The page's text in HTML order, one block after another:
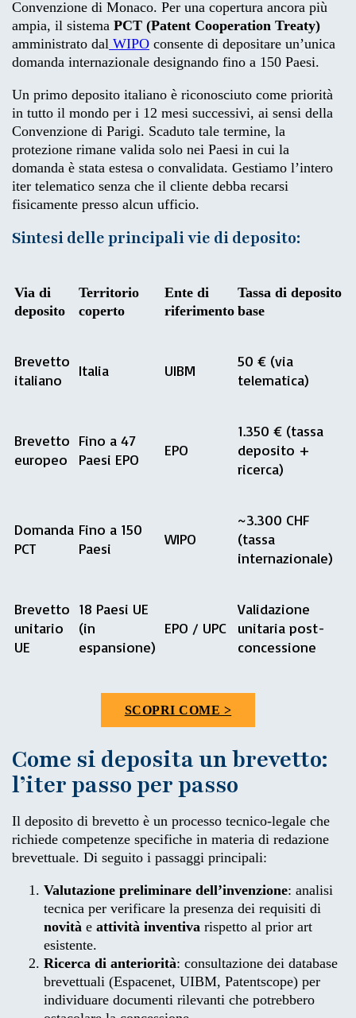
Convenzione di Monaco. Per una copertura ancora più
ampia, il sistema PCT (Patent Cooperation Treaty)
amministrato dal WIPO consente di depositare un’unica
domanda internazionale designando fino a 150 Paesi.
Un primo deposito italiano è riconosciuto come priorità
in tutto il mondo per i 12 mesi successivi, ai sensi della
Convenzione di Parigi. Scaduto tale termine, la
protezione rimane valida solo nei Paesi in cui la
domanda è stata estesa o convalidata. Gestiamo l’intero
iter telematico senza che il cliente debba recarsi
fisicamente presso alcun ufficio.
Sintesi delle principali vie di deposito:
Via di
deposito
Territorio
coperto
Ente di
riferimento
Tassa di deposito
base
Brevetto
italiano
Italia UIBM
50 € (via
telematica)
Brevetto
europeo
Fino a 47
Paesi EPO
EPO
1.350 € (tassa
deposito +
ricerca)
Domanda
PCT
Fino a 150
Paesi
WIPO
~3.300 CHF
(tassa
internazionale)
Brevetto
unitario
UE
18 Paesi UE
(in
espansione)
EPO / UPC
Validazione
unitaria post-
concessione
SCOPRI COME >
Come si deposita un brevetto:
l’iter passo per passo
Il deposito di brevetto è un processo tecnico-legale che
richiede competenze specifiche in materia di redazione
brevettuale. Di seguito i passaggi principali:
Valutazione preliminare dell’invenzione: analisi
tecnica per verificare la presenza dei requisiti di
novità e attività inventiva rispetto al prior art
esistente.
Ricerca di anteriorità: consultazione dei database
brevettuali (Espacenet, UIBM, Patentscope) per
individuare documenti rilevanti che potrebbero